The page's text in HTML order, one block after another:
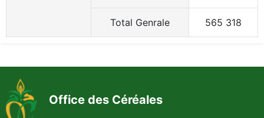
Total Genrale 565 318
Total Genrale
Office des Céréales